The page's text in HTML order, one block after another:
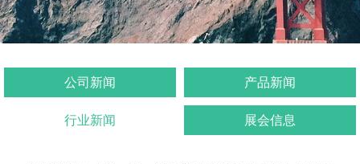
公司新闻 产品新闻
行业新闻 展会信息